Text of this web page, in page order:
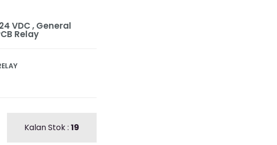
VDC , General
Relay
Kalan Stok : 19